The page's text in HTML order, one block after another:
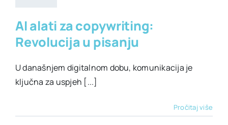
AI alati za copywriting:
Revolucija u pisanju
U današnjem digitalnom dobu, komunikacija je
ključna za uspjeh [...]
Pročitaj više